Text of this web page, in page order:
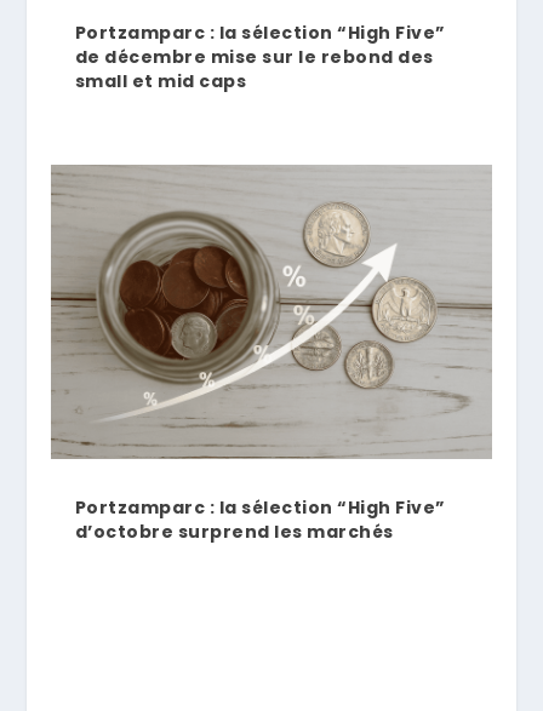
Portzamparc : la sélection “High Five”
de décembre mise sur le rebond des
small et mid caps
Portzamparc : la sélection “High Five”
d’octobre surprend les marchés